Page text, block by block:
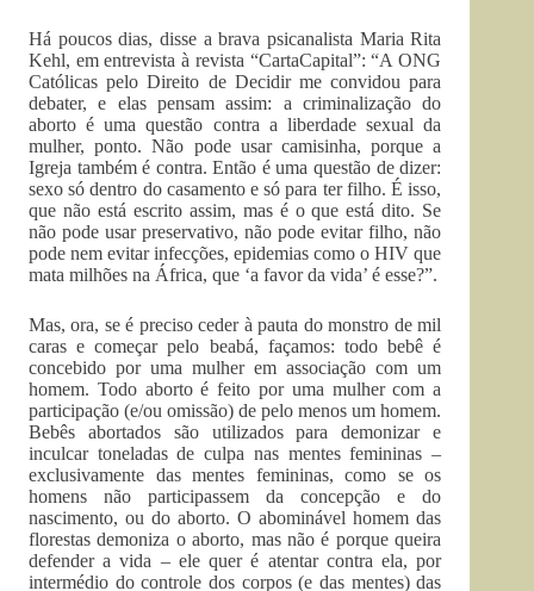
Há poucos dias, disse a brava psicanalista Maria Rita
Kehl, em entrevista à revista “CartaCapital”: “A ONG
Católicas pelo Direito de Decidir me convidou para
debater, e elas pensam assim: a criminalização do
aborto é uma questão contra a liberdade sexual da
mulher, ponto. Não pode usar camisinha, porque a
Igreja também é contra. Então é uma questão de dizer:
sexo só dentro do casamento e só para ter filho. É isso,
que não está escrito assim, mas é o que está dito. Se
não pode usar preservativo, não pode evitar filho, não
pode nem evitar infecções, epidemias como o HIV que
mata milhões na África, que ‘a favor da vida’ é esse?”.
Mas, ora, se é preciso ceder à pauta do monstro de mil
caras e começar pelo beabá, façamos: todo bebê é
concebido por uma mulher em associação com um
homem. Todo aborto é feito por uma mulher com a
participação (e/ou omissão) de pelo menos um homem.
Bebês abortados são utilizados para demonizar e
inculcar toneladas de culpa nas mentes femininas –
exclusivamente das mentes femininas, como se os
homens não participassem da concepção e do
nascimento, ou do aborto. O abominável homem das
florestas demoniza o aborto, mas não é porque queira
defender a vida – ele quer é atentar contra ela, por
intermédio do controle dos corpos (e das mentes) das